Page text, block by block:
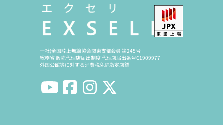
一社)全国陸上無線協会関東支部会員 第245号
総務省 販売代理店届出制度 代理店届出番号C1909977
外国公館等に対する消費税免除指定店舗